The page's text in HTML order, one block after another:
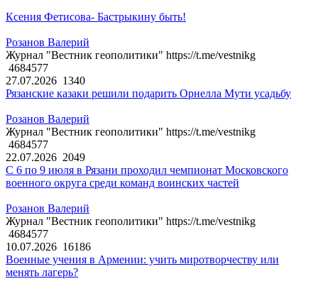
Ксения Фетисова- Бастрыкину быть!
Розанов Валерий
Журнал "Вестник геополитики" https://t.me/vestnikg
4684577
27.07.2026 1340
Рязанские казаки решили подарить Орнелла Мути усадьбу
Розанов Валерий
Журнал "Вестник геополитики" https://t.me/vestnikg
4684577
22.07.2026 2049
С 6 по 9 июля в Рязани проходил чемпионат Московского
военного округа среди команд воинских частей
Розанов Валерий
Журнал "Вестник геополитики" https://t.me/vestnikg
4684577
10.07.2026 16186
Военные учения в Армении: учить миротворчеству или
менять лагерь?